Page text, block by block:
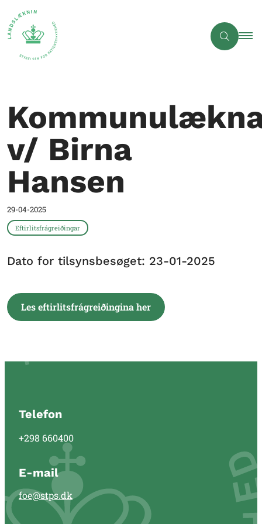
v/ Birna
Hansen
29-04-2025
Eftirlitsfrágreiðingar
Dato for tilsynsbesøget: 23-01-2025
Les eftirlitsfrágreiðingina her
Telefon
+298 660400
E-mail
foe@stps.dk